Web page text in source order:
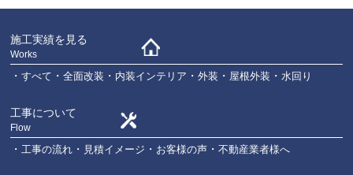
施工実績を見る
Works
すべて 全面改装 内装インテリア 外装 屋根外装 水回り
工事について
Flow
工事の流れ 見積イメージ お客様の声 不動産業者様へ